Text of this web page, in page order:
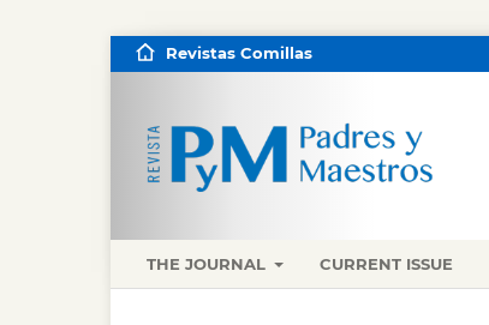
THE JOURNAL CURRENT ISSUE
Revistas Comillas